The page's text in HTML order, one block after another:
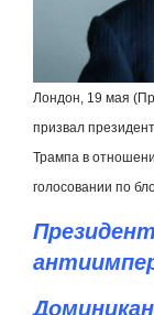
Лондон, 19 мая
призвал
Трампа в
голосовании по